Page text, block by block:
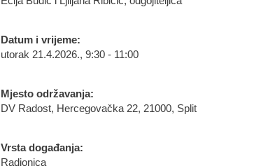
Datum i vrijeme:
utorak 21.4.2026., 9:30 - 11:00
Mjesto održavanja:
DV Radost, Hercegovačka 22, 21000, Split
Vrsta događanja:
Radionica